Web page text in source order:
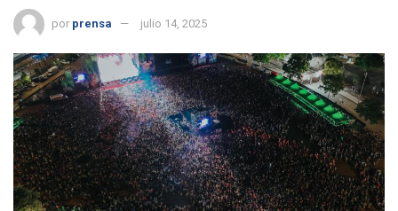
por prensa julio 14, 2025